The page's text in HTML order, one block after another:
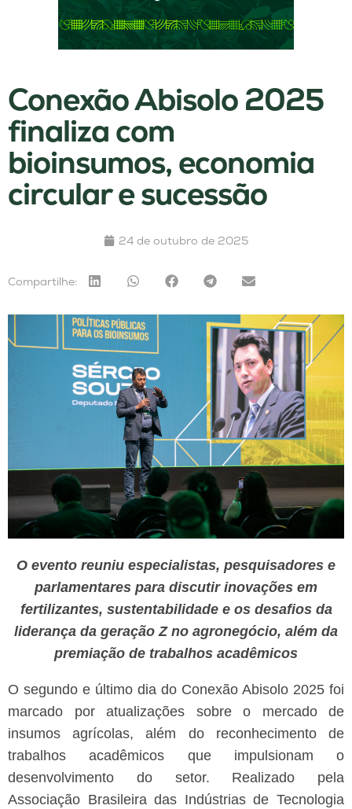
Conexão Abisolo 2025
finaliza com
bioinsumos, economia
circular e sucessão
24 de outubro de 2025
Compartilhe:
O evento reuniu especialistas, pesquisadores e
parlamentares para discutir inovações em
fertilizantes, sustentabilidade e os desafios da
liderança da geração Z no agronegócio, além da
premiação de trabalhos acadêmicos
O segundo e último dia do Conexão Abisolo 2025 foi
marcado por atualizações sobre o mercado de
insumos agrícolas, além do reconhecimento de
trabalhos acadêmicos que impulsionam o
desenvolvimento do setor. Realizado pela
Associação Brasileira das Indústrias de Tecnologia